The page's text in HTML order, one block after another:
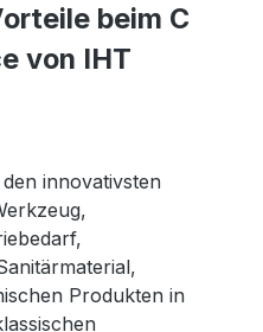
beim C
von IHT
innovativsten
Produkten in